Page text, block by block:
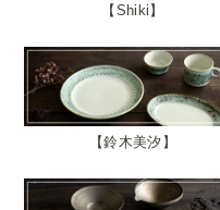
Shiki
鈴木美汐